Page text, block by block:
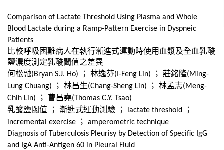
Comparison of Lactate Threshold Using Plasma and Whole
Blood Lactate during a Ramp-Pattern Exercise in Dyspneic
Patients
比較呼吸困難病人在執行漸進式運動時使用血漿及全血乳酸
鹽濃度測定乳酸閾值之差異
何松融(Bryan S.J. Ho) ； 林逸芬(I-Feng Lin) ； 莊銘隆(Ming-
Lung Chuang)
； 林昌生(Chang-Sheng Lin) ； 林孟志(Meng-
Chih Lin)
； 曹昌堯(Thomas C.Y. Tsao)
乳酸鹽閾值 ； 漸進式運動測驗 ； lactate threshold ；
incremental exercise ；
amperometric technique
Diagnosis of Tuberculosis Pleurisy by Detection of Specific IgG
and IgA Anti-Antigen 60 in Pleural Fluid